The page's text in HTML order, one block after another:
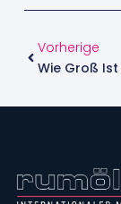
Vorherige